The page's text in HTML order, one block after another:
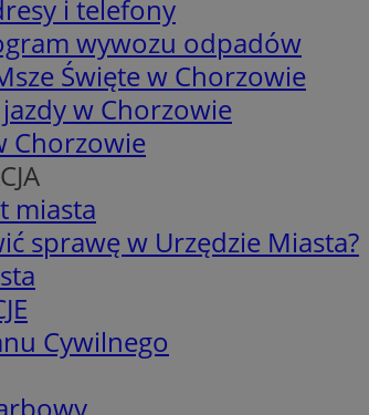
i telefony
wywozu odpadów
Święte w Chorzowie
jazdy w Chorzowie
Chorzowie
miasta
sprawę w Urzędzie Miasta?
Cywilnego